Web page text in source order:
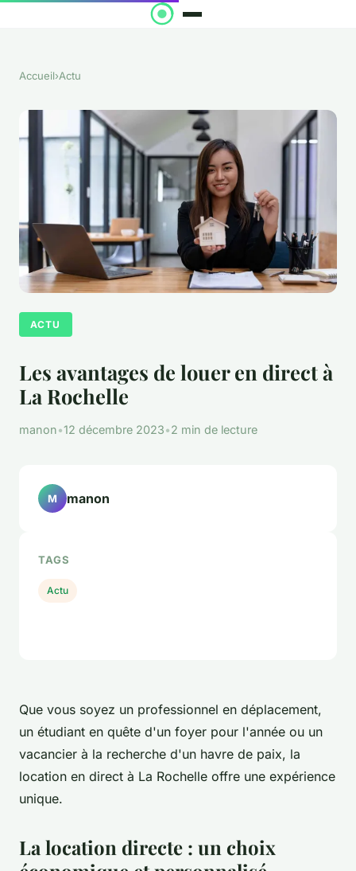
Accueil›Actu
ACTU
Les avantages de louer en direct à
La Rochelle
manon•12 décembre 2023•2 min de lecture
Que vous soyez un professionnel en déplacement,
un étudiant en quête d'un foyer pour l'année ou un
vacancier à la recherche d'un havre de paix, la
location en direct à La Rochelle offre une expérience
unique.
La location directe : un choix
M manon
TAGS
Actu